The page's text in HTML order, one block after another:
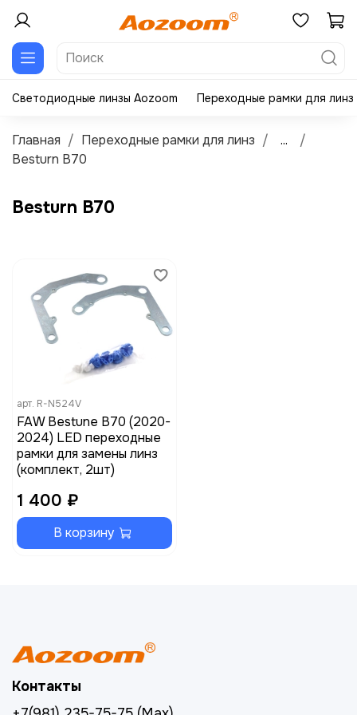
Светодиодные линзы Aozoom Переходные рамки для линз
Главная Переходные рамки для линз
...
Besturn B70
Besturn B70
арт. R-N524V
FAW Bestune B70 (2020-
2024) LED переходные
рамки для замены линз
(комплект, 2шт)
1 400 ₽
В корзину
Контакты